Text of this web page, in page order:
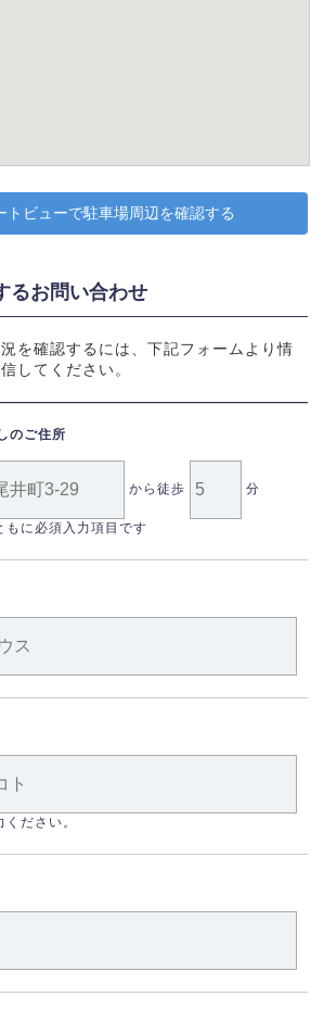
ビューで駐車場周辺を確認する
るお問い合わせ
を確認するには、下記フォームより情
してください。
のご住所
から徒歩 分
に必須入力項目です
ださい。